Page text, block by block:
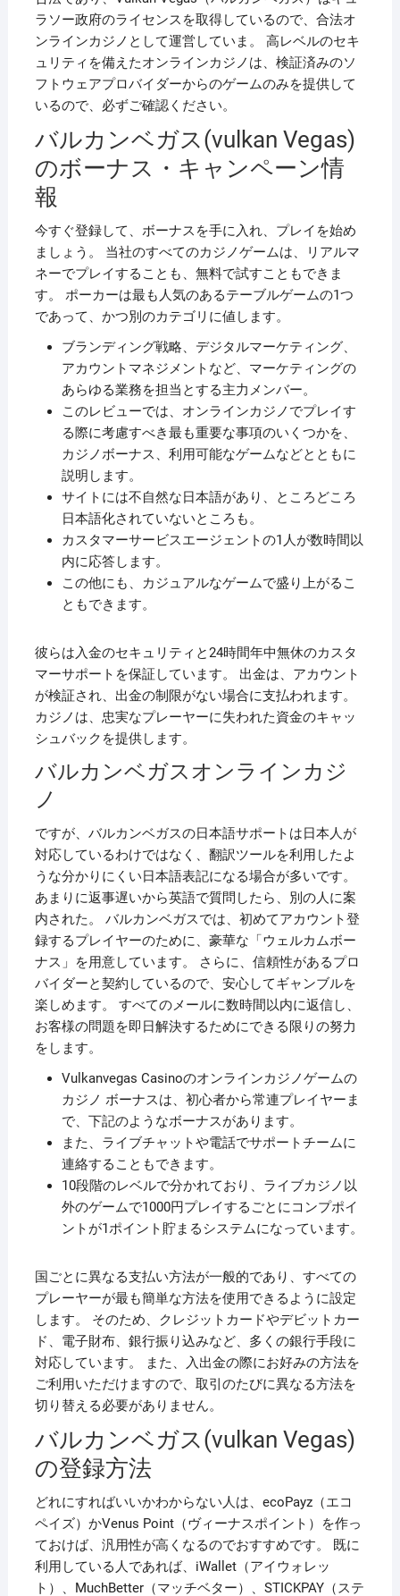
ラソー政府のライセンスを取得しているので、合法オ
ンラインカジノとして運営していま。 高レベルのセキ
ュリティを備えたオンラインカジノは、検証済みのソ
フトウェアプロバイダーからのゲームのみを提供して
いるので、必ずご確認ください。
バルカンベガス(vulkan Vegas)
のボーナス・キャンペーン情
報
今すぐ登録して、ボーナスを手に入れ、プレイを始め
ましょう。 当社のすべてのカジノゲームは、リアルマ
ネーでプレイすることも、無料で試すこともできま
す。 ポーカーは最も人気のあるテーブルゲームの1つ
であって、かつ別のカテゴリに値します。
ブランディング戦略、デジタルマーケティング、
アカウントマネジメントなど、マーケティングの
あらゆる業務を担当とする主力メンバー。
このレビューでは、オンラインカジノでプレイす
る際に考慮すべき最も重要な事項のいくつかを、
カジノボーナス、利用可能なゲームなどとともに
説明します。
サイトには不自然な日本語があり、ところどころ
日本語化されていないところも。
カスタマーサービスエージェントの1人が数時間以
内に応答します。
この他にも、カジュアルなゲームで盛り上がるこ
ともできます。
彼らは入金のセキュリティと24時間年中無休のカスタ
マーサポートを保証しています。 出金は、アカウント
が検証され、出金の制限がない場合に支払われます。
カジノは、忠実なプレーヤーに失われた資金のキャッ
シュバックを提供します。
バルカンベガスオンラインカジ
ノ
ですが、バルカンベガスの日本語サポートは日本人が
対応しているわけではなく、翻訳ツールを利用したよ
うな分かりにくい日本語表記になる場合が多いです。
あまりに返事遅いから英語で質問したら、別の人に案
内された。 バルカンベガスでは、初めてアカウント登
録するプレイヤーのために、豪華な「ウェルカムボー
ナス」を用意しています。 さらに、信頼性があるプロ
バイダーと契約しているので、安心してギャンブルを
楽しめます。 すべてのメールに数時間以内に返信し、
お客様の問題を即日解決するためにできる限りの努力
をします。
Vulkanvegas Casinoのオンラインカジノゲームの
カジノ ボーナスは、初心者から常連プレイヤーま
で、下記のようなボーナスがあります。
また、ライブチャットや電話でサポートチームに
連絡することもできます。
10段階のレベルで分かれており、ライブカジノ以
外のゲームで1000円プレイするごとにコンプポイ
ントが1ポイント貯まるシステムになっています。
国ごとに異なる支払い方法が一般的であり、すべての
プレーヤーが最も簡単な方法を使用できるように設定
します。 そのため、クレジットカードやデビットカー
ド、電子財布、銀行振り込みなど、多くの銀行手段に
対応しています。 また、入出金の際にお好みの方法を
ご利用いただけますので、取引のたびに異なる方法を
切り替える必要がありません。
バルカンベガス(vulkan Vegas)
の登録方法
どれにすればいいかわからない人は、ecoPayz（エコ
ペイズ）かVenus Point（ヴィーナスポイント）を作っ
ておけば、汎用性が高くなるのでおすすめです。 既に
利用している人であれば、iWallet（アイウォレッ
ト）、MuchBetter（マッチベター）、STICKPAY（ステ